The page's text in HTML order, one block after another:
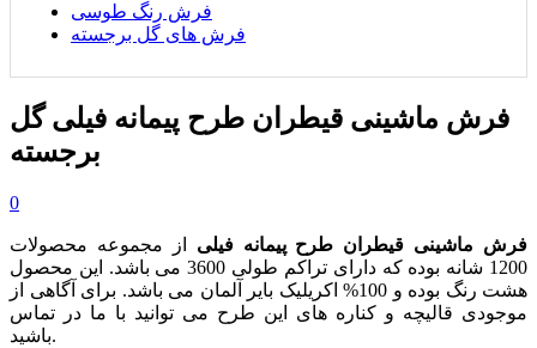
فرش رنگ طوسی
فرش های گل برجسته
فرش ماشینی قیطران طرح پیمانه فیلی گل
برجسته
0
فرش ماشینی قیطران طرح پیمانه فیلی
از مجموعه محصولات
1200 شانه بوده که دارای تراکم طولی 3600 می باشد. این محصول
هشت رنگ بوده و 100% اکریلیک بایر آلمان می باشد. برای آگاهی از
موجودی قالیچه و کناره های این طرح می توانید با ما در تماس
باشید.